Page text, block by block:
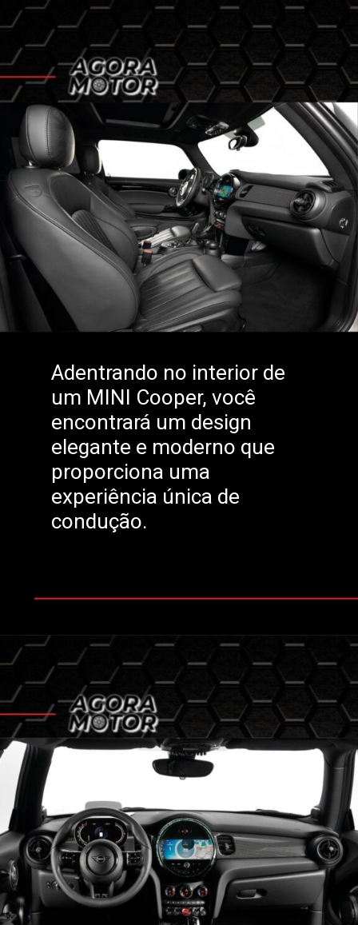
Adentrando no interior de
um MINI Cooper, você
encontrará um design
elegante e moderno que
proporciona uma
experiência única de
condução.